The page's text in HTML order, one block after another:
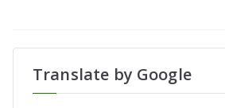
Translate by Google